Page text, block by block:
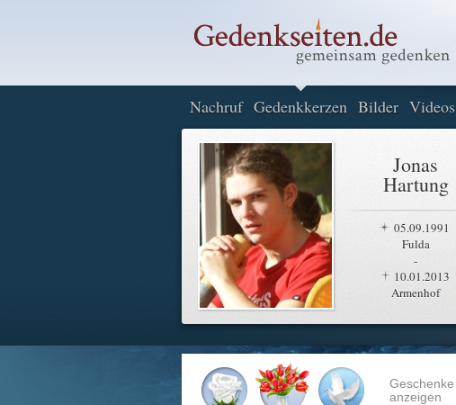
Nachruf Gedenkkerzen Bilder Videos
Jonas
Hartung
05.09.1991
Fulda
-
10.01.2013
Armenhof
Geschenke
anzeigen